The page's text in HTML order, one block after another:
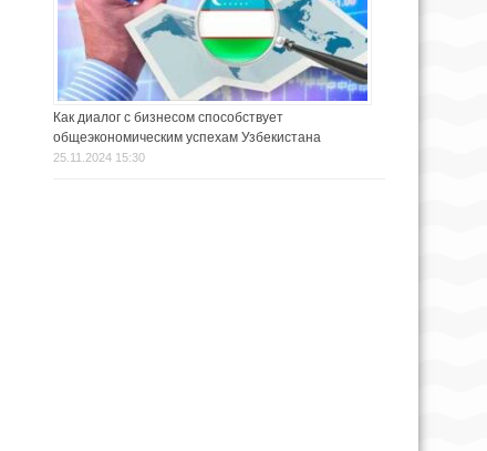
Как диалог с бизнесом способствует
общеэкономическим успехам Узбекистана
25.11.2024 15:30